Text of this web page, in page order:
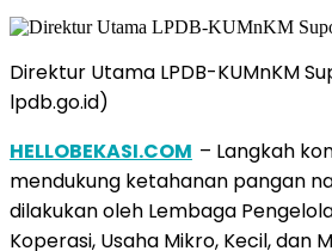
Direktur Utama LPDB-KUMnKM
lpdb.go.id)
HELLOBEKASI.COM – Langkah
mendukung ketahanan pangan
dilakukan oleh Lembaga
Koperasi, Usaha Mikro, Kecil, dan